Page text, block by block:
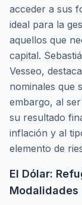
acceder a sus
ideal para la
aquellos que
capital.
Vesseo,
nominales que
embargo, al
su resultado
inflación y al
elemento de
El Dólar:
Modalidades